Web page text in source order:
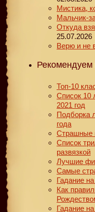
Мистика,
Мальчик-
Откуда
25.07.2026
Верю и не
Рекомендуем
Топ-10
Список 10
2021 год
Подборка
года
Страшные
Список
развязкой
Лучшие
Самые
Гадание
Как
Гадание